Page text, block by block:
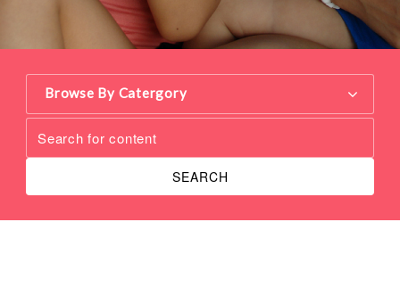
Browse By Catergory
SEARCH